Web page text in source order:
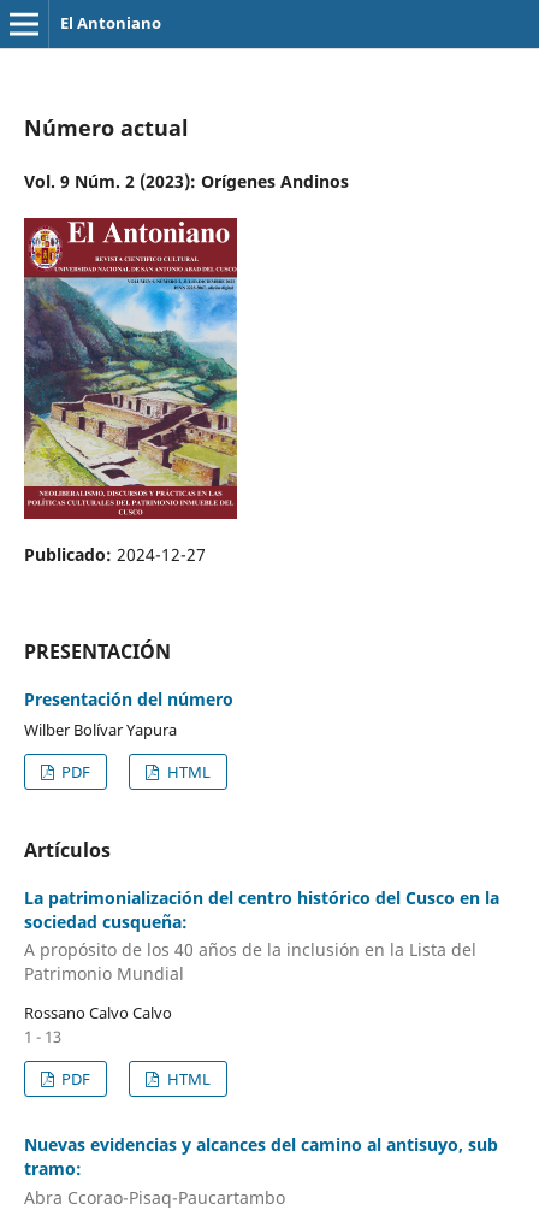
El Antoniano
Número actual
Vol. 9 Núm. 2 (2023): Orígenes Andinos
Publicado: 2024-12-27
PRESENTACIÓN
Presentación del número
Wilber Bolívar Yapura
PDF
HTML
Artículos
La patrimonialización del centro histórico del Cusco en la
sociedad cusqueña:
A propósito de los 40 años de la inclusión en la Lista del
Patrimonio Mundial
Rossano Calvo Calvo
1 - 13
PDF
HTML
Nuevas evidencias y alcances del camino al antisuyo, sub
tramo:
Abra Ccorao-Pisaq-Paucartambo